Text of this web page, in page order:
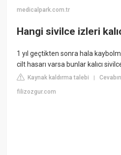
medicalpark.com.tr
Hangi sivilce izleri
1 yıl geçtikten sonra hala
cilt hasarı varsa bunlar kalıcı
Kaynak kaldırma talebi |
filizozgur.com